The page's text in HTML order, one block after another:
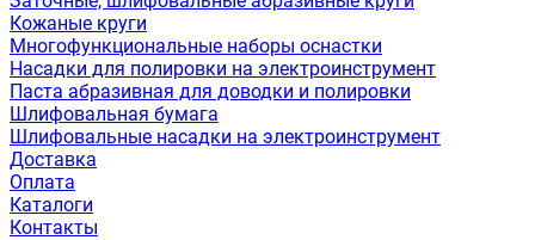
Кожаные круги
Многофункциональные наборы оснастки
Насадки для полировки на электроинструмент
Паста абразивная для доводки и полировки
Шлифовальная бумага
Шлифовальные насадки на электроинструмент
Доставка
Оплата
Каталоги
Контакты